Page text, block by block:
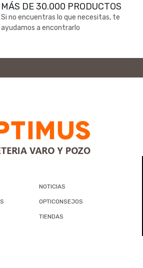
MÁS DE 30.000 PRODUCTOS
Si no encuentras lo que necesitas, te
ayudamos a encontrarlo
NOTICIAS
OPTICONSEJOS
TIENDAS